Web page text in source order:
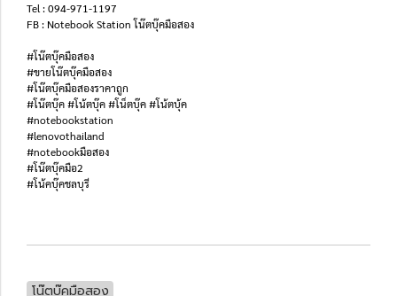
Tel : 094-971-1197
FB : Notebook Station โน๊ตบุ๊คมือสอง
#โน๊ตบุ๊คมือสอง
#ขายโน๊ตบุ๊คมือสอง
#โน๊ตบุ๊คมือสองราคาถูก
#โน๊ตบุ๊ค #โน้ตบุ๊ค #โน็ตบุ๊ค #โน้ตบุ้ค
#notebookstation
#lenovothailand
#notebookมือสอง
#โน๊ตบุ๊คมือ2
#โน้คบุ๊คชลบุรี
โน๊ตบุ๊คมือสอง